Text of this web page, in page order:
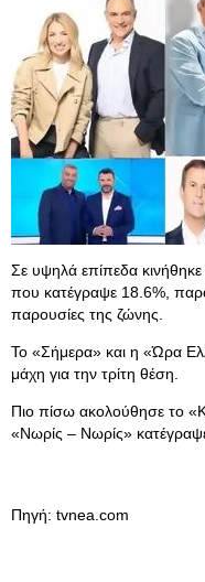
Σε υψηλά επίπεδα
που κατέγραψε 18.6%,
παρουσίες της ζώνης.
Το «Σήμερα» και η «Ώρα
μάχη για την τρίτη θέση.
Πιο πίσω ακολούθησε το
«Νωρίς – Νωρίς»
Πηγή: tvnea.com